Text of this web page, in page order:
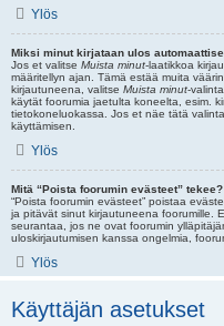
Ylös
Miksi minut kirjataan ulos
Jos et valitse Muista minut-laatikkoa
määritellyn ajan. Tämä estää muita
kirjautuneena, valitse Muista minut-
käytät foorumia jaetulta koneelta, esim.
tietokoneluokassa. Jos et näe tätä
käyttämisen.
Ylös
Mitä “Poista foorumin evästeet” tekee?
“Poista foorumin evästeet” poistaa
ja pitävät sinut kirjautuneena foorumille.
seurantaa, jos ne ovat foorumin
uloskirjautumisen kanssa ongelmia,
Ylös
Käyttäjän asetukset